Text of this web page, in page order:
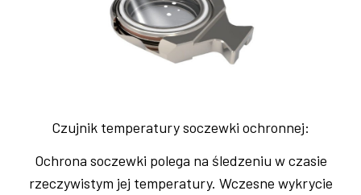
Czujnik temperatury soczewki ochronnej:
Ochrona soczewki polega na śledzeniu w czasie
rzeczywistym jej temperatury. Wczesne wykrycie